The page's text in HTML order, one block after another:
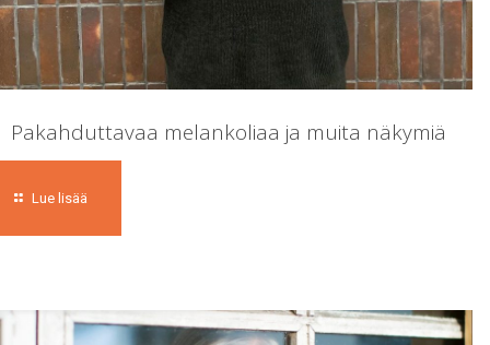
Pakahduttavaa melankoliaa ja muita näkymiä
Lue lisää